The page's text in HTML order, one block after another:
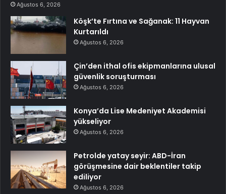
Ağustos 6, 2026
Köşk’te Fırtına ve Sağanak: 11 Hayvan
Kurtarıldı
Ağustos 6, 2026
Çin’den ithal ofis ekipmanlarına ulusal
güvenlik soruşturması
Ağustos 6, 2026
Konya’da Lise Medeniyet Akademisi
yükseliyor
Ağustos 6, 2026
Petrolde yatay seyir: ABD-İran
görüşmesine dair beklentiler takip
ediliyor
Ağustos 6, 2026